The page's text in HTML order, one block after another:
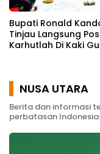
Bupati Ronald
Tinjau Langsung
Karhutlah Di Kaki
NUSA UTARA
Berita dan informasi
perbatasan